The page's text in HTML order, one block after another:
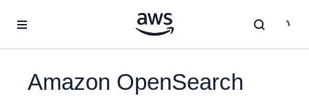
Amazon OpenSearch